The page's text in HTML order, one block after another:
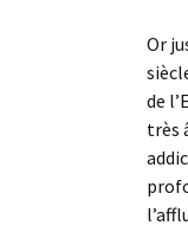
Or
de
très